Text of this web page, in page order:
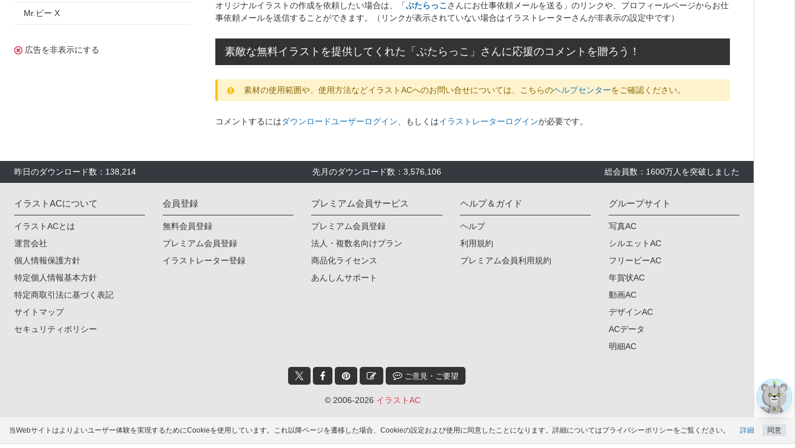
当Webサイトはよりよいユーザー体験を実現するためにCookieを使用しています。これ以降ページを遷移した場合、Cookieの設定および使用に同意したことになります。詳細についてはプライバシーポリシーをご覧ください。 詳細 同意
Mr.ビー X
広告を非表示にする
オリジナルイラストの作成を依頼したい場合は、「ぶたらっこ さんにお仕事依頼メールを送る」のリンクや、プロフィールページからお仕
事依頼メールを送信することができます。（リンクが表示されていない場合はイラストレーターさんが非表示の設定中です）
素敵な無料イラストを提供してくれた「ぶたらっこ」さんに応援のコメントを贈ろう！
素材の使用範囲や、使用方法などイラストACへのお問い合せについては、こちらのヘルプセンターをご確認ください。
コメントするにはダウンロードユーザーログイン 、もしくはイラストレーターログインが必要です。
昨日のダウンロード数：138,214 先月のダウンロード数：3,576,106 総会員数：1600万人を突破しました
イラストACについて
イラストACとは
運営会社
個人情報保護方針
特定個人情報基本方針
特定商取引法に基づく表記
サイトマップ
セキュリティポリシー
会員登録
無料会員登録
プレミアム会員登録
イラストレーター登録
プレミアム会員サービス
プレミアム会員登録
法人・複数名向けプラン
商品化ライセンス
あんしんサポート
ヘルプ＆ガイド
ヘルプ
利用規約
プレミアム会員利用規約
グループサイト
写真AC
シルエットAC
フリービーAC
年賀状AC
動画AC
デザインAC
ACデータ
明細AC
ご意見・ご要望
© 2006-2026 イラストAC